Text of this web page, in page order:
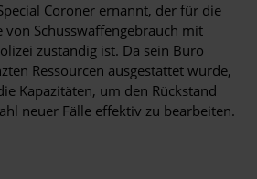
Coroner ernannt, der für die
von Schusswaffengebrauch mit
zuständig ist. Da sein Büro
Ressourcen ausgestattet wurde,
Kapazitäten, um den Rückstand
neuer Fälle effektiv zu bearbeiten.